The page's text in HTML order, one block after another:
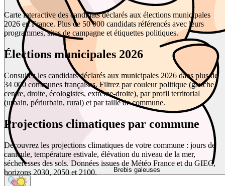
Brebis galeuses
Carte interactive des candidats déclarés aux élections municipales
2026 en France. Plus de 50 000 candidats référencés avec leurs
programmes, sites de campagne et étiquettes politiques.
Élections municipales 2026
Consultez les candidats déclarés aux municipales 2026 dans plus de
34 000 communes françaises. Filtrez par couleur politique (gauche,
centre, droite, écologistes, extrême-droite), par profil territorial
(urbain, périurbain, rural) et par taille de commune.
Projections climatiques par commune
Découvrez les projections climatiques de votre commune : jours de
canicule, température estivale, élévation du niveau de la mer,
sécheresses des sols. Données issues de Météo France et du GIEC,
horizons 2030, 2050 et 2100.